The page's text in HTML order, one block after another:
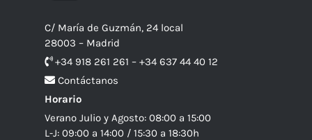
C/ María de Guzmán, 24 local
28003 – Madrid
+34 918 261 261 – +34 637 44 40 12
Contáctanos
Horario
Verano Julio y Agosto: 08:00 a 15:00
L-J: 09:00 a 14:00 / 15:30 a 18:30h